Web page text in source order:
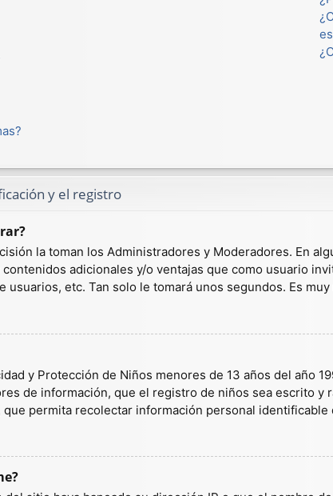
y el registro
la toman los Administradores y Moderadores. En
adicionales y/o ventajas que como usuario
usuarios, etc. Tan solo le tomará unos segundos. Es
y Protección de Niños menores de 13 años del
de información, que el registro de niños sea escrito
permita recolectar información personal identificable